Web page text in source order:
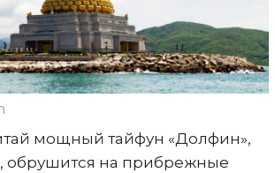
мощный тайфун «Долфин»,
обрушится на прибрежные